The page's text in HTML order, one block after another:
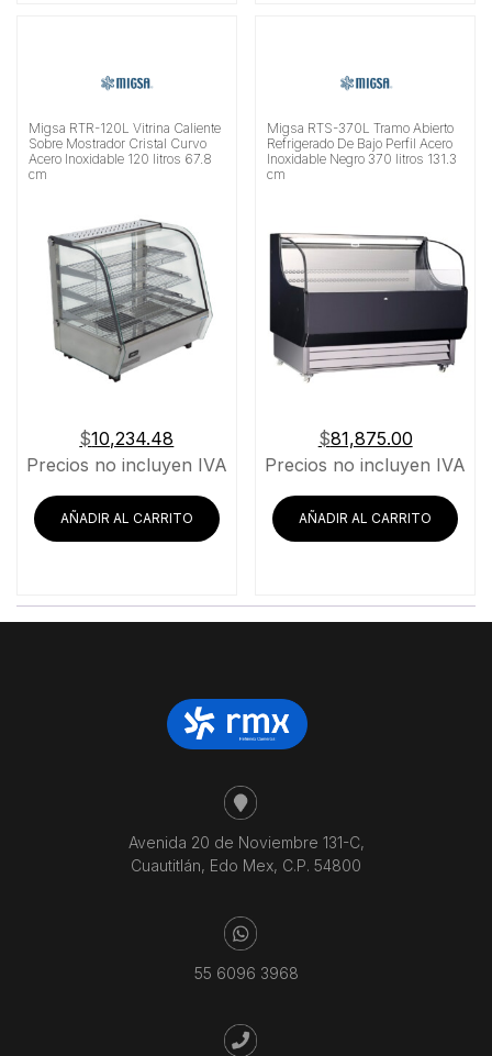
Migsa RTR-120L Vitrina Caliente
Sobre Mostrador Cristal Curvo
Acero Inoxidable 120 litros 67.8
cm
$10,234.48
Precios no incluyen IVA
AÑADIR AL CARRITO
Migsa RTS-370L Tramo Abierto
Refrigerado De Bajo Perfil Acero
Inoxidable Negro 370 litros 131.3
cm
$81,875.00
Precios no incluyen IVA
AÑADIR AL CARRITO
Avenida 20 de Noviembre 131-C,
Cuautitlán, Edo Mex, C.P. 54800
55 6096 3968